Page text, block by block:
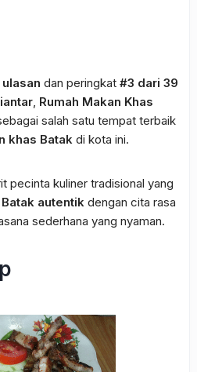
ulasan dan peringkat #3 dari 39
Rumah Makan Khas
salah satu tempat terbaik
khas Batak di kota ini.
pecinta kuliner tradisional yang
autentik dengan cita rasa
sederhana yang nyaman.